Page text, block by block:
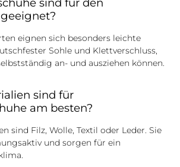
sind für den
eignen sich besonders leichte
Sohle und Klettverschluss,
an- und ausziehen können.
sind für
am besten?
sind Filz, Wolle, Textil oder Leder. Sie
und sorgen für ein